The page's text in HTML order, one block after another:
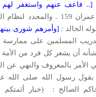
[.. فاعف عنهم واستغفر
آل عمران 159 . والمحدد
الخالد : [وأمرهم شورى
المسلمين على ممارسة
أن يشعر كل فرد من الأمة
الأمر بالمعروف والنهي عن
بقول رسول الله صلى الله
الصالح : (خيار أئمتكم